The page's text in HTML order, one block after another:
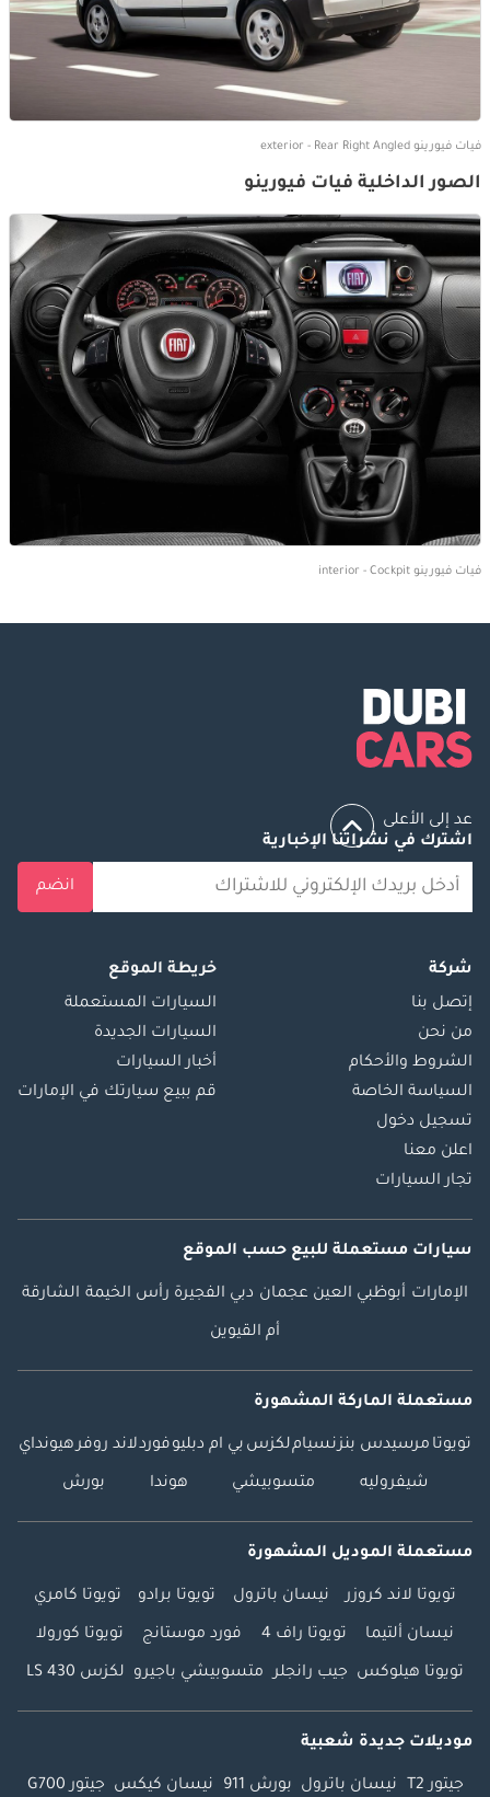
فيات فيورينو exterior - Rear Right Angled
الصور الداخلية فيات فيورينو
فيات فيورينو interior - Cockpit
عد إلى الأعلى
اشترك في نشراتنا الإخبارية
انضم
شركة
إتصل بنا
من نحن
الشروط والأحكام
السياسة الخاصة
تسجيل دخول
اعلن معنا
تجار السيارات
خريطة الموقع
السيارات المستعملة
السيارات الجديدة
أخبار السيارات
قم ببيع سيارتك في الإمارات
سيارات مستعملة للبيع حسب الموقع
الإمارات أبوظبي العين عجمان دبي الفجيرة رأس الخيمة الشارقة
أم القيوين
مستعملة الماركة المشهورة
تويوتا مرسيدس بنزنسياملكزس بي ام دبليوفوردلاند روفرهيونداي
شيفروليه متسوبيشي هوندا بورش
مستعملة الموديل المشهورة
تويوتا لاند كروزر نيسان باترول تويوتا برادو تويوتا كامري
نيسان ألتيما تويوتا راف 4 فورد موستانج تويوتا كورولا
تويوتا هيلوكس جيب رانجلر متسوبيشي باجيرو لكزس LS 430
موديلات جديدة شعبية
جيتور T2 نيسان باترول بورش 911 نيسان كيكس جيتور G700